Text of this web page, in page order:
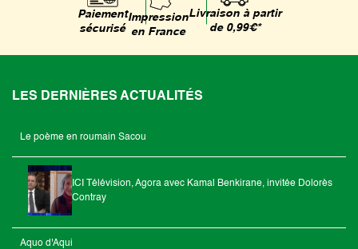
Paiement
sécurisé
Impression
en France
Livraison à partir
de 0,99€*
LES DERNIÈRES ACTUALITÉS
Le poème en roumain Sacou
ICI Télévision, Agora avec Kamal Benkirane, invitée Dolorès
Contray
Aquo d'Aqui